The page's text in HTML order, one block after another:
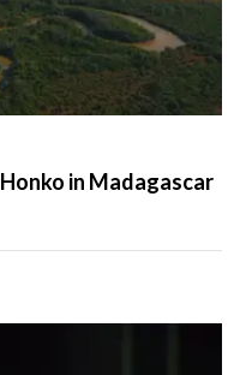
in Madagascar